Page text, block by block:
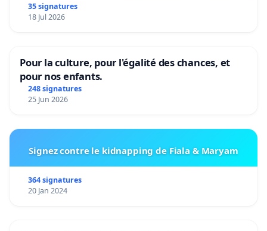
35 signatures
18 Jul 2026
Pour la culture, pour l'égalité des chances, et
pour nos enfants.
248 signatures
25 Jun 2026
Signez contre le kidnapping de Fiala & Maryam
364 signatures
20 Jan 2024